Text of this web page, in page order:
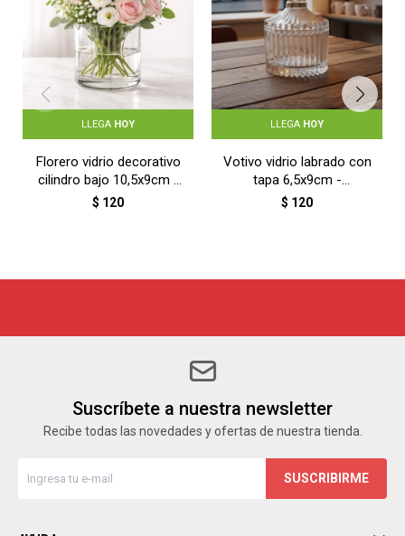
LLEGA HOY
Florero vidrio decorativo
cilindro bajo 10,5x9cm -
TRANSPARENTE
$ 120
LLEGA HOY
Votivo vidrio labrado con
tapa 6,5x9cm -
TRANSPARENTE
$ 120
Suscríbete a nuestra newsletter
Recibe todas las novedades y ofertas de nuestra tienda.
SUSCRIBIRME